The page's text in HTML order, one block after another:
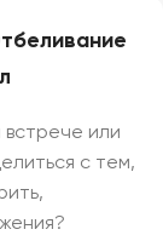
встрече или
с тем,